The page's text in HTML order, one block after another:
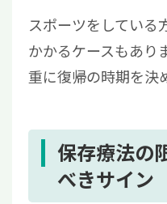
スポーツをしている
かかるケースもあり
重に復帰の時期を決
保存療法の
べきサイン